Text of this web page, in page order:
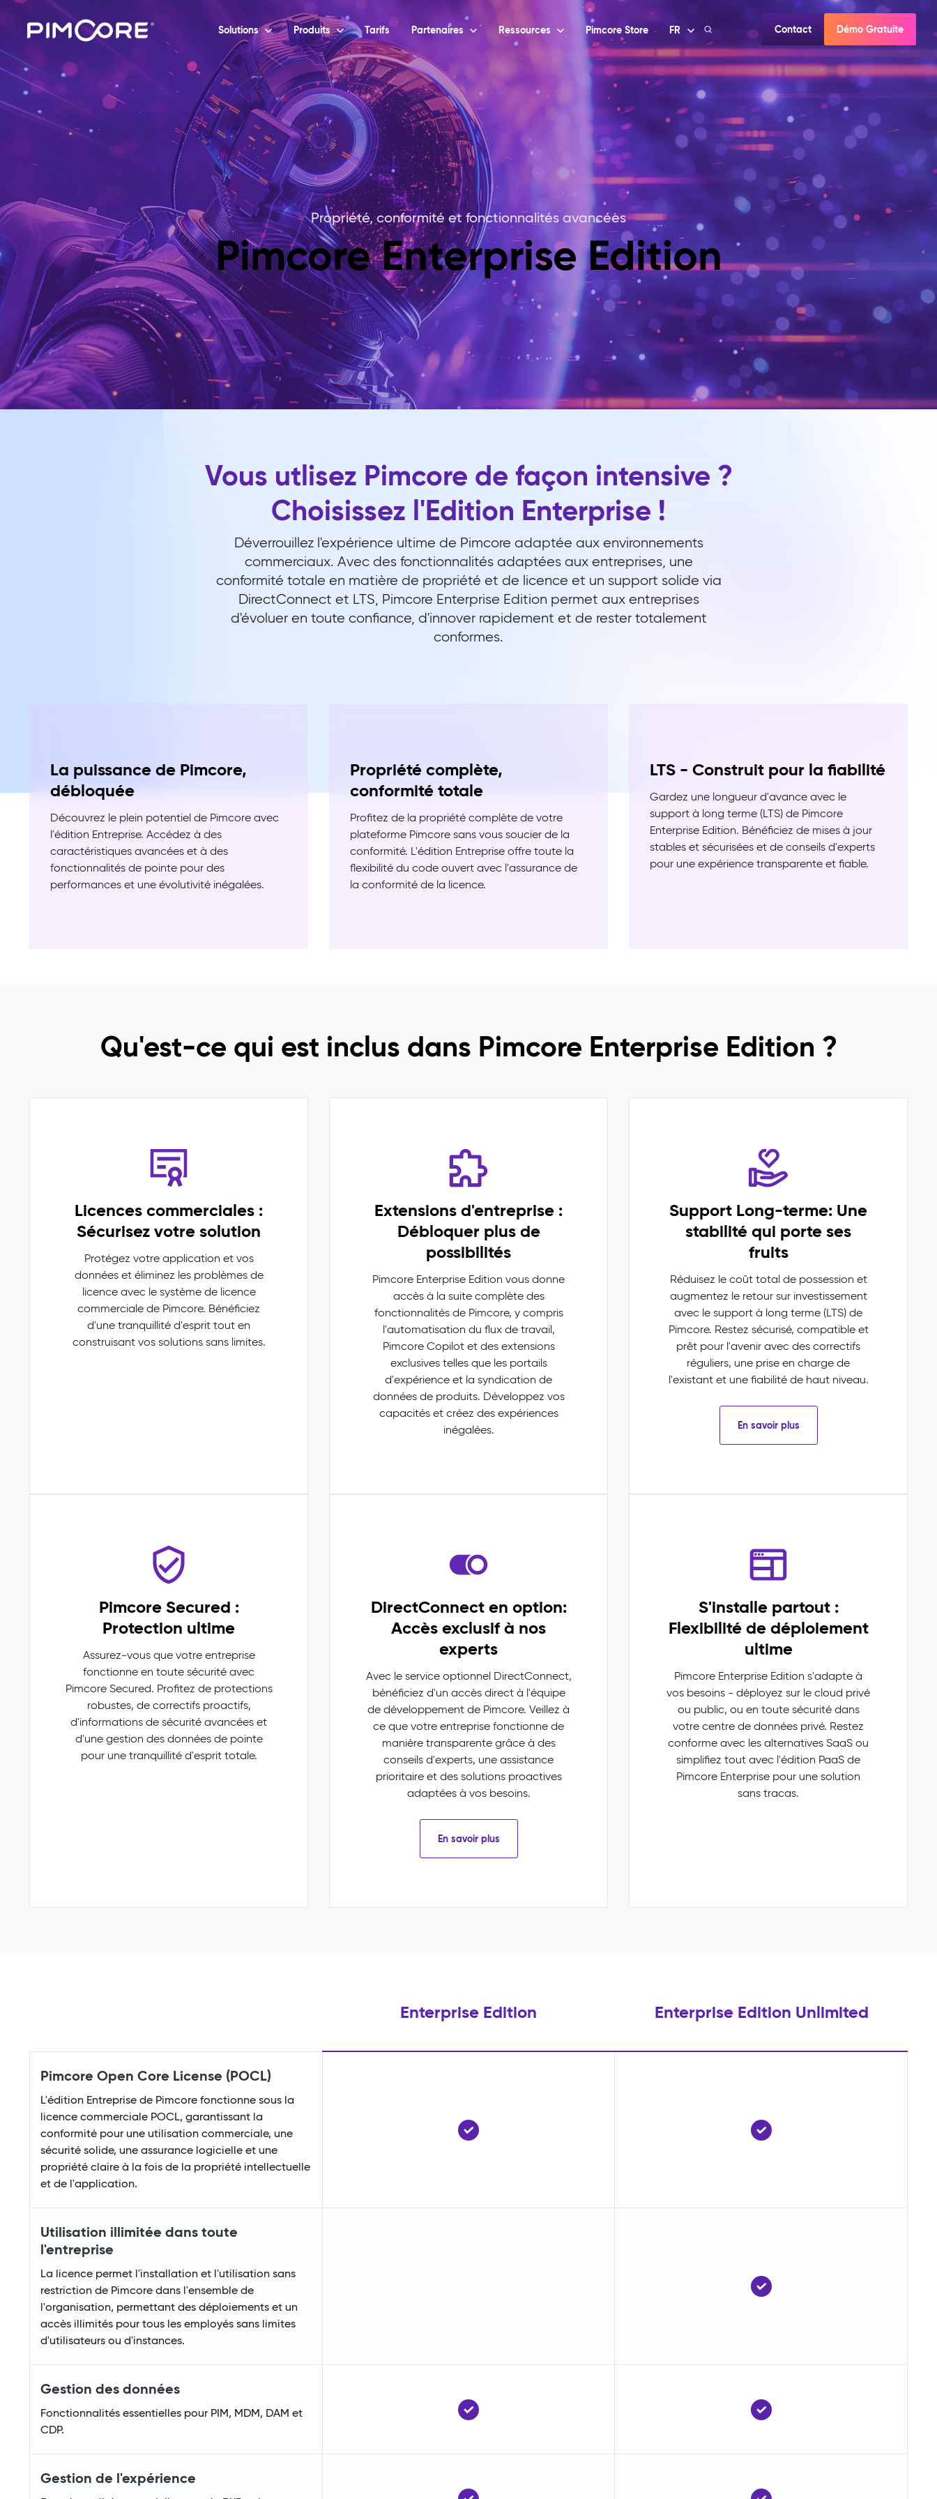
Solutions Produits Tarifs Partenaires Ressources Pimcore Store FR Contact Démo Gratuite
Propriété, conformité et fonctionnalités avancées
Pimcore Enterprise Edition
Vous utlisez Pimcore de façon intensive ?
Choisissez l'Edition Enterprise !
Déverrouillez l'expérience ultime de Pimcore adaptée aux environnements
commerciaux. Avec des fonctionnalités adaptées aux entreprises, une
conformité totale en matière de propriété et de licence et un support solide via
DirectConnect et LTS, Pimcore Enterprise Edition permet aux entreprises
d'évoluer en toute confiance, d'innover rapidement et de rester totalement
conformes.
La puissance de Pimcore,
débloquée
Découvrez le plein potentiel de Pimcore avec
l'édition Entreprise. Accédez à des
caractéristiques avancées et à des
fonctionnalités de pointe pour des
performances et une évolutivité inégalées.
Propriété complète,
conformité totale
Profitez de la propriété complète de votre
plateforme Pimcore sans vous soucier de la
conformité. L'édition Entreprise offre toute la
flexibilité du code ouvert avec l'assurance de
la conformité de la licence.
LTS - Construit pour la fiabilité
Gardez une longueur d'avance avec le
support à long terme (LTS) de Pimcore
Enterprise Edition. Bénéficiez de mises à jour
stables et sécurisées et de conseils d'experts
pour une expérience transparente et fiable.
Qu'est-ce qui est inclus dans Pimcore Enterprise Edition ?
Licences commerciales :
Sécurisez votre solution
Protégez votre application et vos
données et éliminez les problèmes de
licence avec le système de licence
commerciale de Pimcore. Bénéficiez
d'une tranquillité d'esprit tout en
construisant vos solutions sans limites.
Extensions d'entreprise :
Débloquer plus de
possibilités
Pimcore Enterprise Edition vous donne
accès à la suite complète des
fonctionnalités de Pimcore, y compris
l'automatisation du flux de travail,
Pimcore Copilot et des extensions
exclusives telles que les portails
d'expérience et la syndication de
données de produits. Développez vos
capacités et créez des expériences
inégalées.
Support Long-terme: Une
stabilité qui porte ses
fruits
Réduisez le coût total de possession et
augmentez le retour sur investissement
avec le support à long terme (LTS) de
Pimcore. Restez sécurisé, compatible et
prêt pour l'avenir avec des correctifs
réguliers, une prise en charge de
l'existant et une fiabilité de haut niveau.
En savoir plus
Pimcore Secured :
Protection ultime
Assurez-vous que votre entreprise
fonctionne en toute sécurité avec
Pimcore Secured. Profitez de protections
robustes, de correctifs proactifs,
d'informations de sécurité avancées et
d'une gestion des données de pointe
pour une tranquillité d'esprit totale.
DirectConnect en option:
Accès exclusif à nos
experts
Avec le service optionnel DirectConnect,
bénéficiez d'un accès direct à l'équipe
de développement de Pimcore. Veillez à
ce que votre entreprise fonctionne de
manière transparente grâce à des
conseils d'experts, une assistance
prioritaire et des solutions proactives
adaptées à vos besoins.
En savoir plus
S'installe partout :
Flexibilité de déploiement
ultime
Pimcore Enterprise Edition s'adapte à
vos besoins - déployez sur le cloud privé
ou public, ou en toute sécurité dans
votre centre de données privé. Restez
conforme avec les alternatives SaaS ou
simplifiez tout avec l'édition PaaS de
Pimcore Enterprise pour une solution
sans tracas.
Enterprise Edition Enterprise Edition Unlimited
Pimcore Open Core License (POCL)
L'édition Entreprise de Pimcore fonctionne sous la
licence commerciale POCL, garantissant la
conformité pour une utilisation commerciale, une
sécurité solide, une assurance logicielle et une
propriété claire à la fois de la propriété intellectuelle
et de l'application.
Utilisation illimitée dans toute
l'entreprise
La licence permet l'installation et l'utilisation sans
restriction de Pimcore dans l'ensemble de
l'organisation, permettant des déploiements et un
accès illimités pour tous les employés sans limites
d'utilisateurs ou d'instances.
Gestion des données
Fonctionnalités essentielles pour PIM, MDM, DAM et
CDP.
Gestion de l'expérience